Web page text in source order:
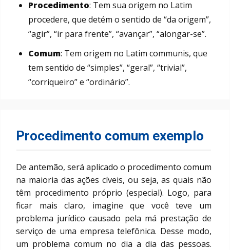
Procedimento: Tem sua origem no Latim
procedere, que detém o sentido de “da origem”,
“agir”, “ir para frente”, “avançar”, “alongar-se”.
Comum: Tem origem no Latim communis, que
tem sentido de “simples”, “geral”, “trivial”,
“corriqueiro” e “ordinário”.
Procedimento comum exemplo
De antemão, será aplicado o procedimento comum
na maioria das ações cíveis, ou seja, as quais não
têm procedimento próprio (especial). Logo, para
ficar mais claro, imagine que você teve um
problema jurídico causado pela má prestação de
serviço de uma empresa telefônica. Desse modo,
um problema comum no dia a dia das pessoas.